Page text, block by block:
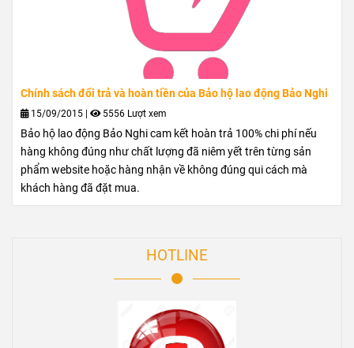
Chính sách đổi trả và hoàn tiền của Bảo hộ lao động Bảo Nghi
15/09/2015 | 5556 Lượt xem
Bảo hộ lao động Bảo Nghi cam kết hoàn trả 100% chi phí nếu
hàng không đúng như chất lượng đã niêm yết trên từng sản
phẩm website hoặc hàng nhận về không đúng qui cách mà
khách hàng đã đặt mua.
HOTLINE